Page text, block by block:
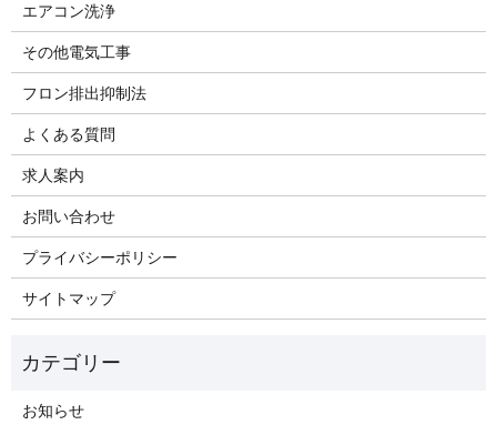
エアコン洗浄
その他電気工事
フロン排出抑制法
よくある質問
求人案内
お問い合わせ
プライバシーポリシー
サイトマップ
お知らせ